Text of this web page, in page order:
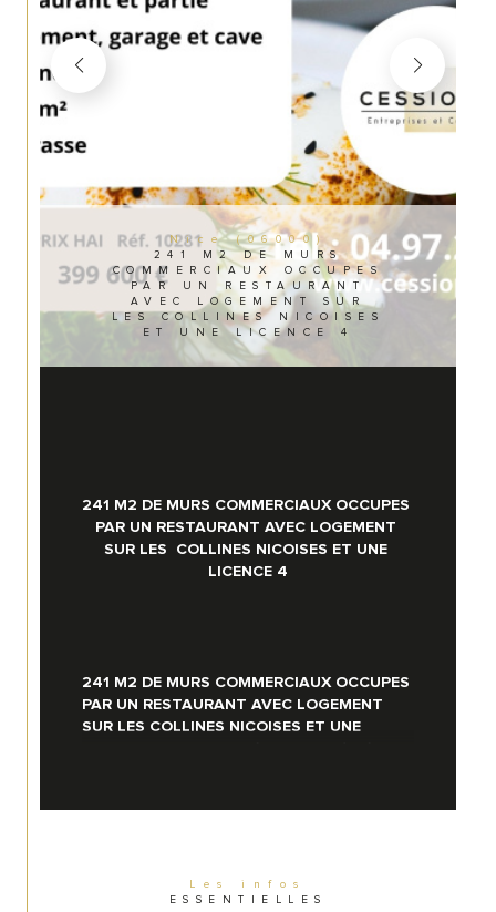
Nice (06000)
241 M2 DE MURS
COMMERCIAUX OCCUPES
PAR UN RESTAURANT
AVEC LOGEMENT SUR
LES COLLINES NICOISES
ET UNE LICENCE 4
Les infos
ESSENTIELLES
241 M2 DE MURS COMMERCIAUX OCCUPES
PAR UN RESTAURANT AVEC LOGEMENT
SUR LES  COLLINES NICOISES ET UNE
LICENCE 4
241 M2 DE MURS COMMERCIAUX OCCUPES
PAR UN RESTAURANT AVEC LOGEMENT
SUR LES COLLINES NICOISES ET UNE
Une surface de 135 m² pour la partie